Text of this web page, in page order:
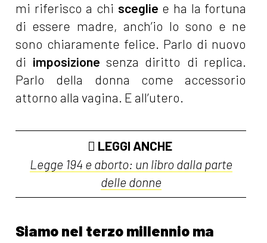
mi riferisco a chi sceglie e ha la fortuna
di essere madre, anch’io lo sono e ne
sono chiaramente felice. Parlo di nuovo
di imposizione senza diritto di replica.
Parlo della donna come accessorio
attorno alla vagina. E all’utero.
LEGGI ANCHE
Legge 194 e aborto: un libro dalla parte
delle donne
Siamo nel terzo millennio ma